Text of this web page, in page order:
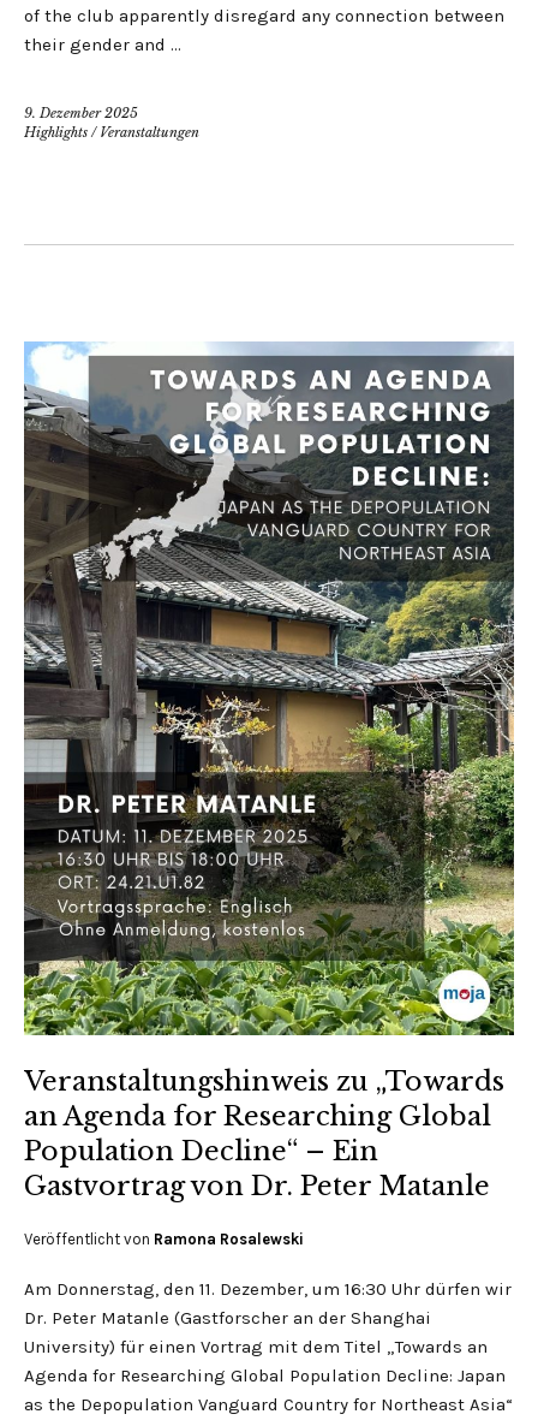
of the club apparently disregard any connection between
their gender and …
9. Dezember 2025
Highlights / Veranstaltungen
Veranstaltungshinweis zu „Towards
an Agenda for Researching Global
Population Decline“ – Ein
Gastvortrag von Dr. Peter Matanle
Veröffentlicht von Ramona Rosalewski
Am Donnerstag, den 11. Dezember, um 16:30 Uhr dürfen wir
Dr. Peter Matanle (Gastforscher an der Shanghai
University) für einen Vortrag mit dem Titel „Towards an
Agenda for Researching Global Population Decline: Japan
as the Depopulation Vanguard Country for Northeast Asia“